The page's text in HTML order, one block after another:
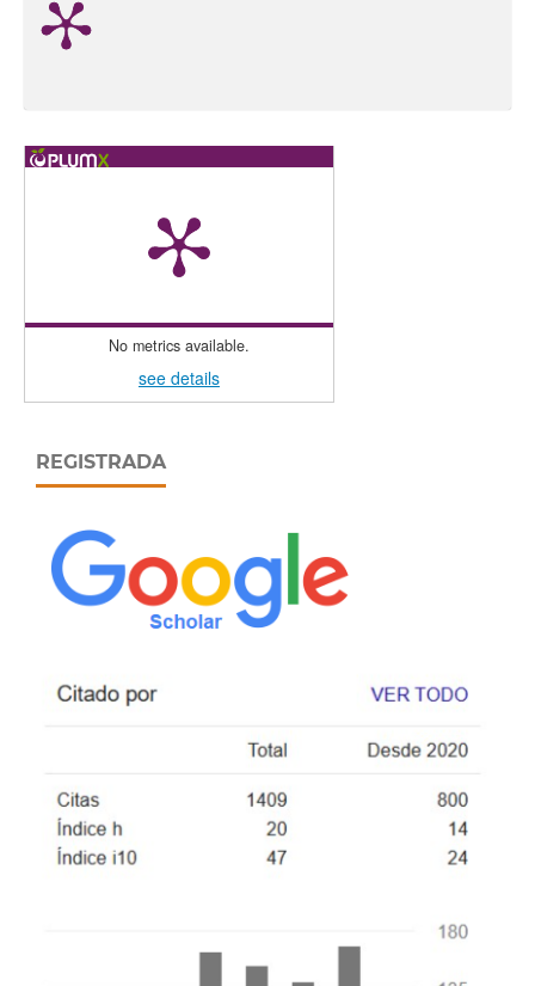
No metrics available.
see details
REGISTRADA